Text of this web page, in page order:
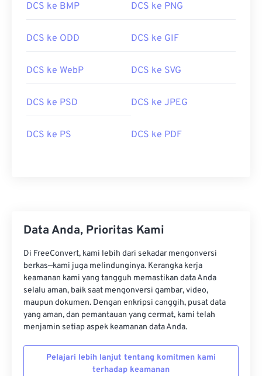
DCS ke BMP DCS ke PNG
DCS ke ODD DCS ke GIF
DCS ke WebP DCS ke SVG
DCS ke PSD DCS ke JPEG
DCS ke PS DCS ke PDF
Data Anda, Prioritas Kami
Di FreeConvert, kami lebih dari sekadar mengonversi
berkas—kami juga melindunginya. Kerangka kerja
keamanan kami yang tangguh memastikan data Anda
selalu aman, baik saat mengonversi gambar, video,
maupun dokumen. Dengan enkripsi canggih, pusat data
yang aman, dan pemantauan yang cermat, kami telah
menjamin setiap aspek keamanan data Anda.
Pelajari lebih lanjut tentang komitmen kami
terhadap keamanan